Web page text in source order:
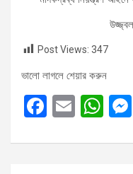
Post Views: 347
ভালো লাগলে শেয়ার করুন
F
ce
E
ail
W
at